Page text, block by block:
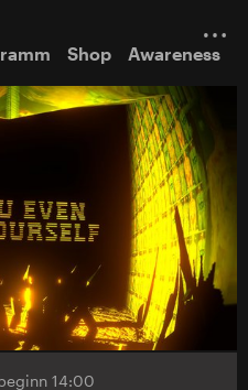
Shop Awareness
14:00